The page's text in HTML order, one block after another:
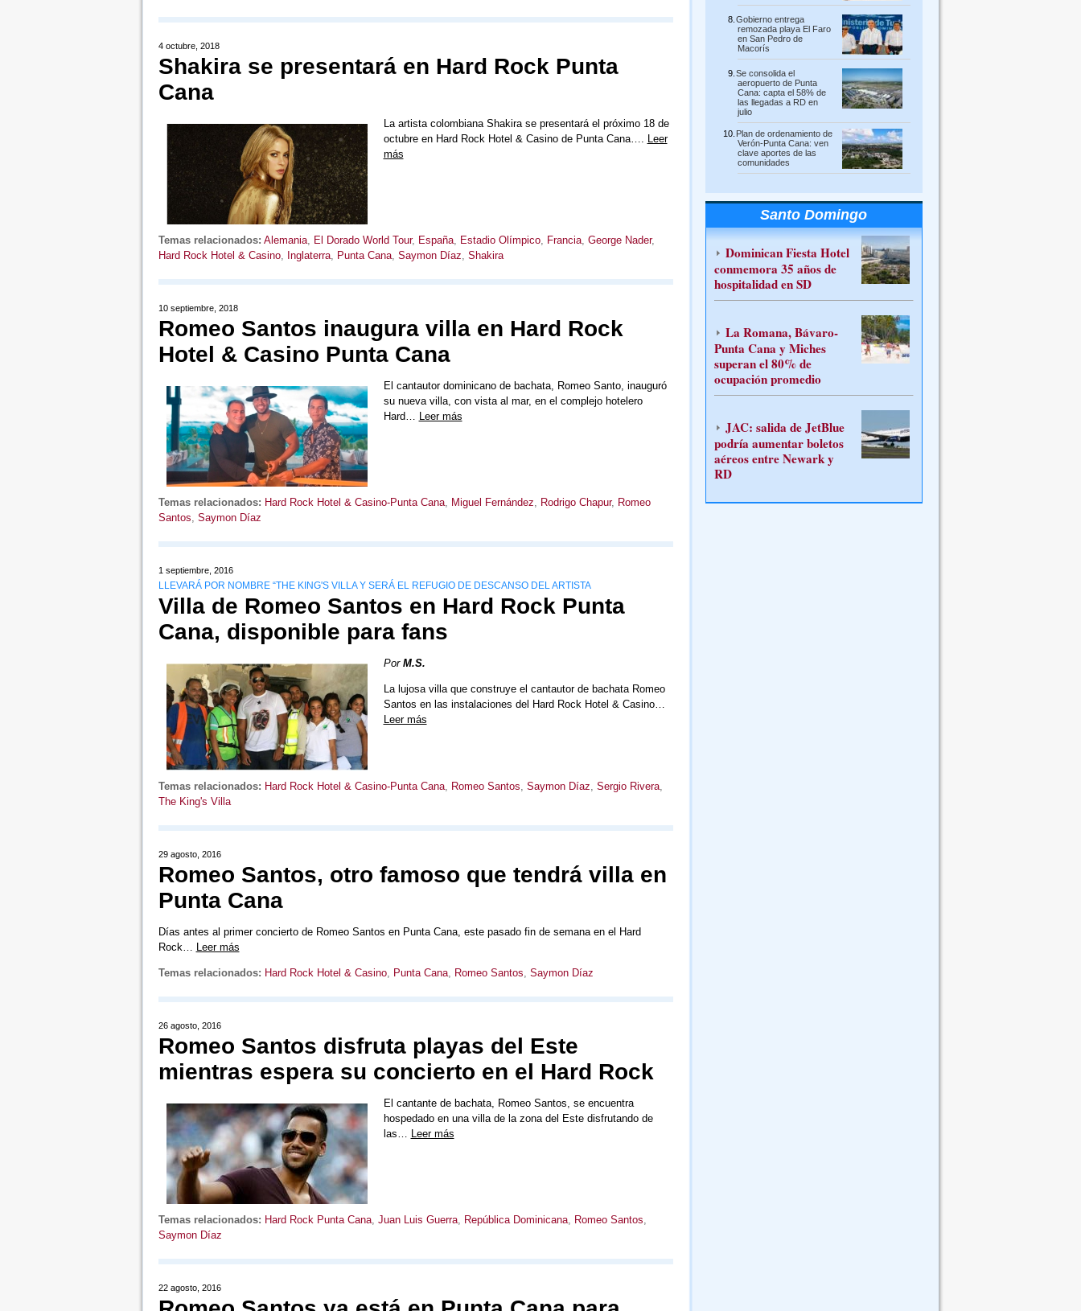
4 octubre, 2018
Shakira se presentará en Hard Rock Punta
Cana
La artista colombiana Shakira se presentará el próximo 18 de
octubre en Hard Rock Hotel & Casino de Punta Cana…. Leer
más
Temas relacionados: Alemania, El Dorado World Tour, España, Estadio Olímpico, Francia, George Nader,
Hard Rock Hotel & Casino, Inglaterra, Punta Cana, Saymon Díaz, Shakira
10 septiembre, 2018
Romeo Santos inaugura villa en Hard Rock
Hotel & Casino Punta Cana
El cantautor dominicano de bachata, Romeo Santo, inauguró
su nueva villa, con vista al mar, en el complejo hotelero
Hard… Leer más
Temas relacionados: Hard Rock Hotel & Casino-Punta Cana, Miguel Fernández, Rodrigo Chapur, Romeo
Santos, Saymon Díaz
1 septiembre, 2016
LLEVARÁ POR NOMBRE “THE KING'S VILLA Y SERÁ EL REFUGIO DE DESCANSO DEL ARTISTA
Villa de Romeo Santos en Hard Rock Punta
Cana, disponible para fans
Por M.S.
La lujosa villa que construye el cantautor de bachata Romeo
Santos en las instalaciones del Hard Rock Hotel & Casino…
Leer más
Temas relacionados: Hard Rock Hotel & Casino-Punta Cana, Romeo Santos, Saymon Díaz, Sergio Rivera,
The King's Villa
29 agosto, 2016
Romeo Santos, otro famoso que tendrá villa en
Punta Cana
Días antes al primer concierto de Romeo Santos en Punta Cana, este pasado fin de semana en el Hard
Rock… Leer más
Temas relacionados: Hard Rock Hotel & Casino, Punta Cana, Romeo Santos, Saymon Díaz
26 agosto, 2016
Romeo Santos disfruta playas del Este
mientras espera su concierto en el Hard Rock
El cantante de bachata, Romeo Santos, se encuentra
hospedado en una villa de la zona del Este disfrutando de
las… Leer más
Temas relacionados: Hard Rock Punta Cana, Juan Luis Guerra, República Dominicana, Romeo Santos,
Saymon Díaz
22 agosto, 2016
Gobierno entrega
remozada playa El Faro
en San Pedro de
Macorís
Se consolida el
aeropuerto de Punta
Cana: capta el 58% de
las llegadas a RD en
julio
Plan de ordenamiento de
Verón-Punta Cana: ven
clave aportes de las
comunidades
Santo Domingo
Dominican Fiesta Hotel
conmemora 35 años de
hospitalidad en SD
La Romana, Bávaro-
Punta Cana y Miches
superan el 80% de
ocupación promedio
JAC: salida de JetBlue
podría aumentar boletos
aéreos entre Newark y
RD